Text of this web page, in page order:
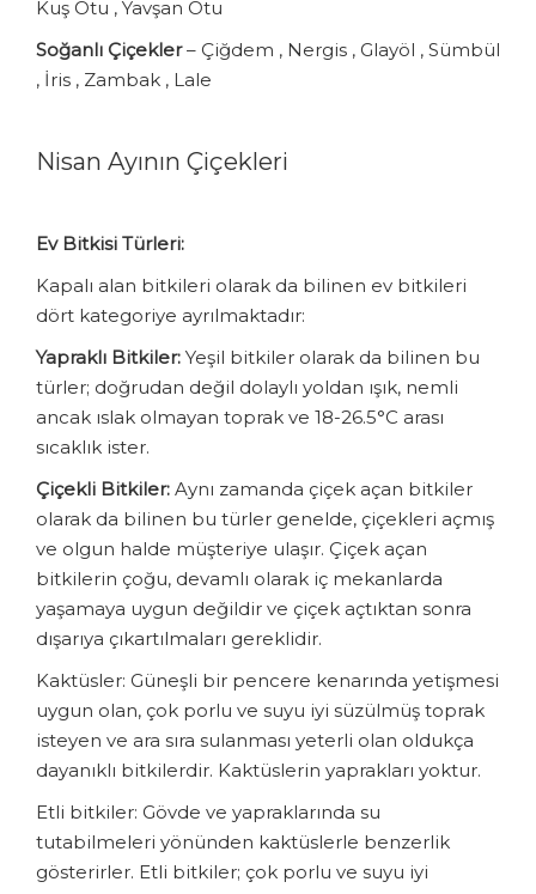
Kuş Otu , Yavşan Otu
Soğanlı Çiçekler – Çiğdem , Nergis , Glayöl , Sümbül
, İris , Zambak , Lale
Nisan Ayının Çiçekleri
Ev Bitkisi Türleri:
Kapalı alan bitkileri olarak da bilinen ev bitkileri
dört kategoriye ayrılmaktadır:
Yapraklı Bitkiler: Yeşil bitkiler olarak da bilinen bu
türler; doğrudan değil dolaylı yoldan ışık, nemli
ancak ıslak olmayan toprak ve 18-26.5°C arası
sıcaklık ister.
Çiçekli Bitkiler: Aynı zamanda çiçek açan bitkiler
olarak da bilinen bu türler genelde, çiçekleri açmış
ve olgun halde müşteriye ulaşır. Çiçek açan
bitkilerin çoğu, devamlı olarak iç mekanlarda
yaşamaya uygun değildir ve çiçek açtıktan sonra
dışarıya çıkartılmaları gereklidir.
Kaktüsler: Güneşli bir pencere kenarında yetişmesi
uygun olan, çok porlu ve suyu iyi süzülmüş toprak
isteyen ve ara sıra sulanması yeterli olan oldukça
dayanıklı bitkilerdir. Kaktüslerin yaprakları yoktur.
Etli bitkiler: Gövde ve yapraklarında su
tutabilmeleri yönünden kaktüslerle benzerlik
gösterirler. Etli bitkiler; çok porlu ve suyu iyi